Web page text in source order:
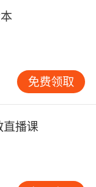
免费领取
直播课